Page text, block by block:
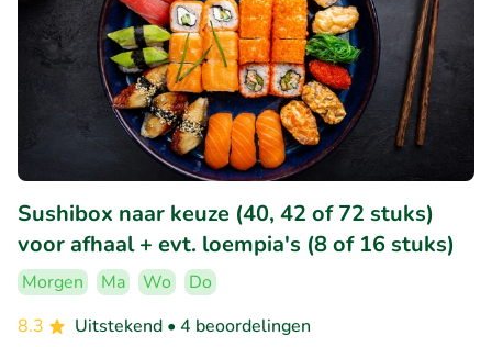
Sushibox naar keuze (40, 42 of 72 stuks)
voor afhaal + evt. loempia's (8 of 16 stuks)
Morgen Ma Wo
Do
8.3
Uitstekend • 4 beoordelingen